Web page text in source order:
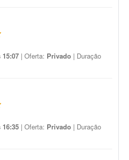
15:07 | Oferta: Privado | Duração
16:35 | Oferta: Privado | Duração